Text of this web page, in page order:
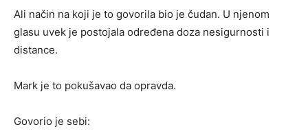
Ali način na koji je to govorila bio je čudan. U njenom
glasu uvek je postojala određena doza nesigurnosti i
distance.
Mark je to pokušavao da opravda.
Govorio je sebi: